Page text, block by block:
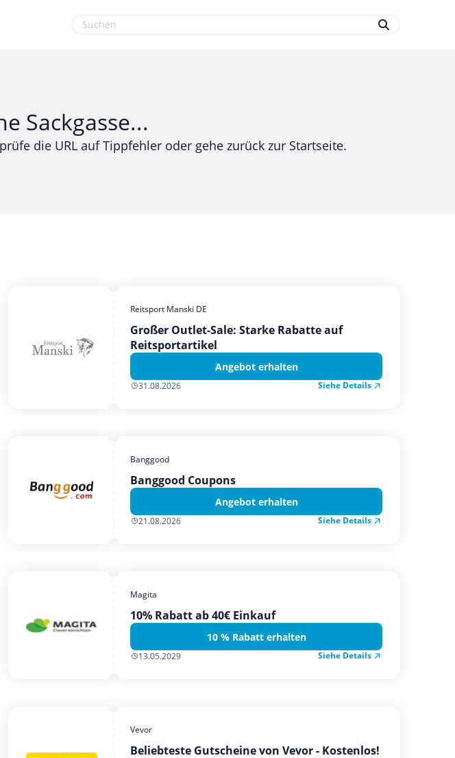
Sackgasse...
die URL auf Tippfehler oder gehe zurück zur Startseite.
Reitsport Manski DE
Großer Outlet-Sale: Starke Rabatte auf
Reitsportartikel
Angebot erhalten
31.08.2026 Siehe Details
Banggood
Banggood Coupons
Angebot erhalten
21.08.2026 Siehe Details
Magita
10% Rabatt ab 40€ Einkauf
10 % Rabatt erhalten
13.05.2029 Siehe Details
Vevor
Beliebteste Gutscheine von Vevor - Kostenlos!